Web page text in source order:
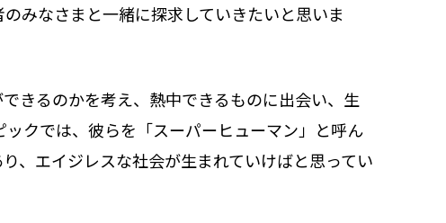
みなさまと一緒に探求していきたいと思いま
きるのかを考え、熱中できるものに出会い、生
クでは、彼らを「スーパーヒューマン」と呼ん
、エイジレスな社会が生まれていけばと思ってい